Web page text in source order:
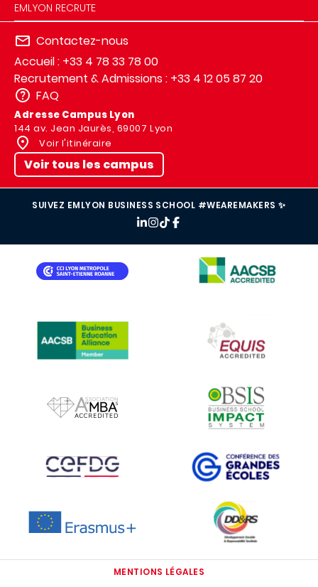
EMLYON RECRUTE
Contactez-nous
Accueil : +33 4 78 33 78 00
Recrutement & Admissions : +33 4 12 05 87 20
FAQ
Adresse Campus Lyon
144 av. Jean Jaurès, 69007 Lyon
Voir l'itinéraire
Voir tous les campus
SUIVEZ EMLYON BUSINESS SCHOOL #WEAREMAKERS ✨
IMAGE
IMAGE
IMAGE
IMAGE
IMAGE IMAGE
MENTIONS LÉGALES